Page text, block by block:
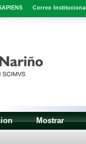
Correo
Mostrar